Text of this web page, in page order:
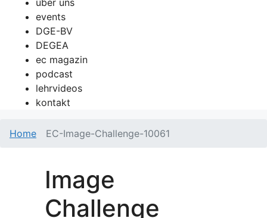
über uns
events
DGE-BV
DEGEA
ec magazin
podcast
lehrvideos
kontakt
Home EC-Image-Challenge-10061
Image
Challenge